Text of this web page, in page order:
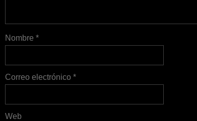
Nombre*
Correo electrónico*
Web